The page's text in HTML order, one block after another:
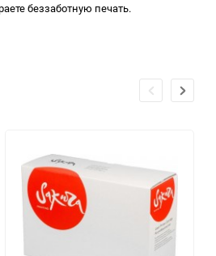
беззаботную печать.